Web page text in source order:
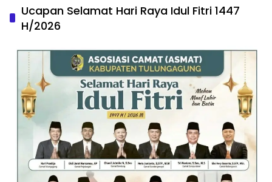
Ucapan Selamat Hari Raya Idul Fitri 1447
H/2026